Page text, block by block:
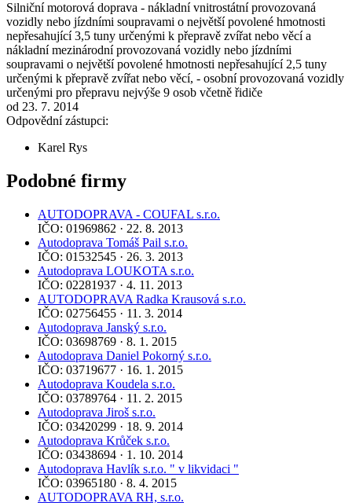
Silniční motorová doprava - nákladní vnitrostátní provozovaná
vozidly nebo jízdními soupravami o největší povolené hmotnosti
nepřesahující 3,5 tuny určenými k přepravě zvířat nebo věcí a
nákladní mezinárodní provozovaná vozidly nebo jízdními
soupravami o největší povolené hmotnosti nepřesahující 2,5 tuny
určenými k přepravě zvířat nebo věcí, - osobní provozovaná vozidly
určenými pro přepravu nejvýše 9 osob včetně řidiče
od 23. 7. 2014
Odpovědní zástupci:
Karel Rys
Podobné firmy
AUTODOPRAVA - COUFAL s.r.o.
IČO: 01969862 · 22. 8. 2013
Autodoprava Tomáš Pail s.r.o.
IČO: 01532545 · 26. 3. 2013
Autodoprava LOUKOTA s.r.o.
IČO: 02281937 · 4. 11. 2013
AUTODOPRAVA Radka Krausová s.r.o.
IČO: 02756455 · 11. 3. 2014
Autodoprava Janský s.r.o.
IČO: 03698769 · 8. 1. 2015
Autodoprava Daniel Pokorný s.r.o.
IČO: 03719677 · 16. 1. 2015
Autodoprava Koudela s.r.o.
IČO: 03789764 · 11. 2. 2015
Autodoprava Jiroš s.r.o.
IČO: 03420299 · 18. 9. 2014
Autodoprava Krůček s.r.o.
IČO: 03438694 · 1. 10. 2014
Autodoprava Havlík s.r.o. " v likvidaci "
IČO: 03965180 · 8. 4. 2015
AUTODOPRAVA RH, s.r.o.